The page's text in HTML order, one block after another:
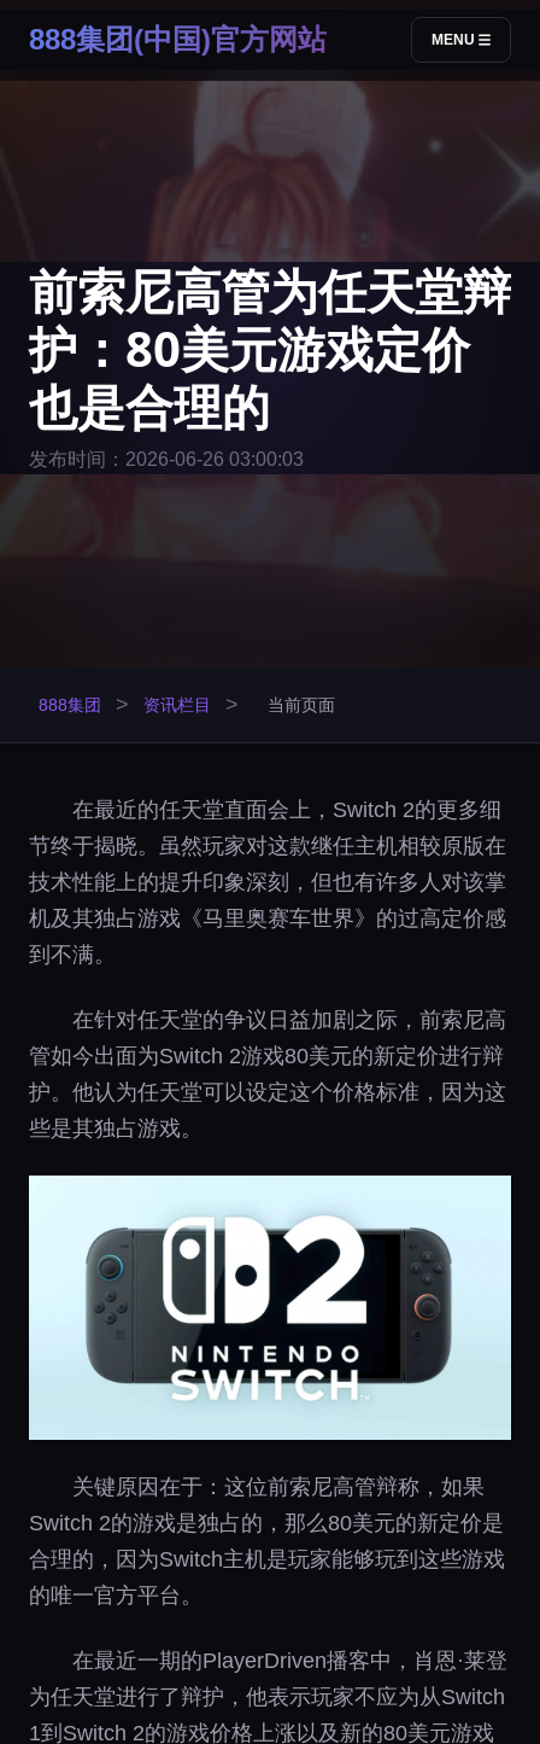
888集团(中国)官方网站 MENU
前索尼高管为任天堂辩
护：80美元游戏定价
也是合理的
发布时间：2026-06-26 03:00:03
888集团 > 资讯栏目 > 当前页面
在最近的任天堂直面会上，Switch 2的更多细
节终于揭晓。虽然玩家对这款继任主机相较原版在
技术性能上的提升印象深刻，但也有许多人对该掌
机及其独占游戏《马里奥赛车世界》的过高定价感
到不满。
在针对任天堂的争议日益加剧之际，前索尼高
管如今出面为Switch 2游戏80美元的新定价进行辩
护。他认为任天堂可以设定这个价格标准，因为这
些是其独占游戏。
关键原因在于：这位前索尼高管辩称，如果
Switch 2的游戏是独占的，那么80美元的新定价是
合理的，因为Switch主机是玩家能够玩到这些游戏
的唯一官方平台。
在最近一期的PlayerDriven播客中，肖恩·莱登
为任天堂进行了辩护，他表示玩家不应为从Switch
1到Switch 2的游戏价格上涨以及新的80美元游戏